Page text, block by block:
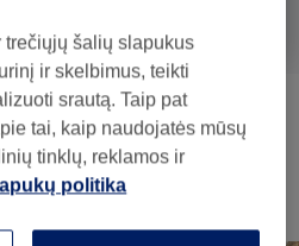
nuo 15€
paspauskite ant nuotraukos
trečiųjų šalių slapukus
ir skelbimus, teikti
srautą. Taip pat
tai, kaip naudojatės mūsų
tinklų, reklamos ir
politika